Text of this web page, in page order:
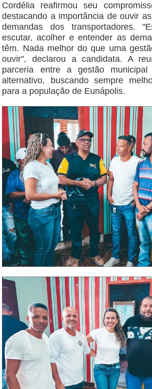
Cordélia reafirmou seu
destacando a importância de ouvir
demandas dos transportadores.
escutar, acolher e entender as
têm. Nada melhor do que uma
ouvir", declarou a candidata. A
parceria entre a gestão
alternativo, buscando sempre
para a população de Eunápolis.